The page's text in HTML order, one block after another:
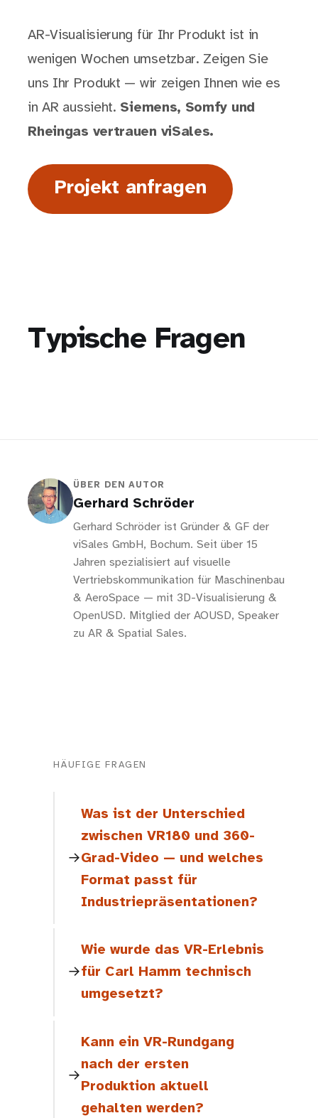
AR-Visualisierung für Ihr Produkt ist in
wenigen Wochen umsetzbar. Zeigen Sie
uns Ihr Produkt — wir zeigen Ihnen wie es
in AR aussieht. Siemens, Somfy und
Rheingas vertrauen viSales.
Projekt anfragen
Typische Fragen
ÜBER DEN AUTOR
Gerhard Schröder
Gerhard Schröder ist Gründer & GF der
viSales GmbH, Bochum. Seit über 15
Jahren spezialisiert auf visuelle
Vertriebskommunikation für Maschinenbau
& AeroSpace — mit 3D-Visualisierung &
OpenUSD. Mitglied der AOUSD, Speaker
zu AR & Spatial Sales.
HÄUFIGE FRAGEN
Was ist der Unterschied
zwischen VR180 und 360-
Grad-Video — und welches
Format passt für
Industriepräsentationen?
Wie wurde das VR-Erlebnis
für Carl Hamm technisch
umgesetzt?
Kann ein VR-Rundgang
nach der ersten
Produktion aktuell
gehalten werden?